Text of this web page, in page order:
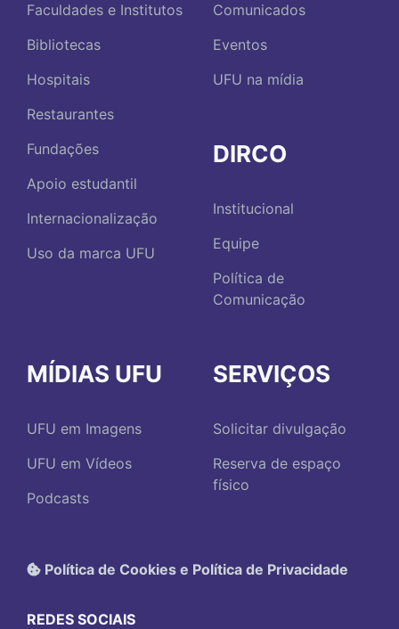
Faculdades e Institutos
Bibliotecas
Hospitais
Restaurantes
Fundações
Apoio estudantil
Internacionalização
Uso da marca UFU
Comunicados
Eventos
UFU na mídia
DIRCO
Institucional
Equipe
Política de
Comunicação
MÍDIAS UFU
UFU em Imagens
UFU em Vídeos
Podcasts
SERVIÇOS
Solicitar divulgação
Reserva de espaço
físico
Política de Cookies e Política de Privacidade
REDES SOCIAIS